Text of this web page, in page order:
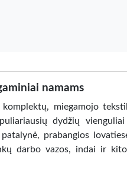
namams
miegamojo
dydžių
prabangios
darbo vazos, indai ir